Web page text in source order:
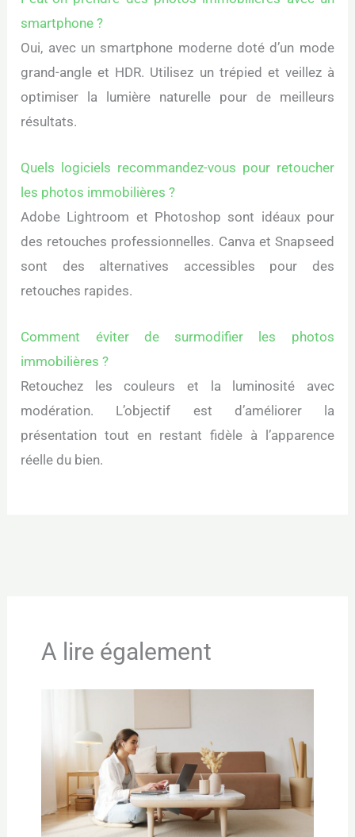
smartphone ?
Oui, avec un smartphone moderne doté d’un mode
grand-angle et HDR. Utilisez un trépied et veillez à
optimiser la lumière naturelle pour de meilleurs
résultats.
Quels logiciels recommandez-vous pour retoucher
les photos immobilières ?
Adobe Lightroom et Photoshop sont idéaux pour
des retouches professionnelles. Canva et Snapseed
sont des alternatives accessibles pour des
retouches rapides.
Comment éviter de surmodifier les photos
immobilières ?
Retouchez les couleurs et la luminosité avec
modération. L’objectif est d’améliorer la
présentation tout en restant fidèle à l’apparence
réelle du bien.
A lire également